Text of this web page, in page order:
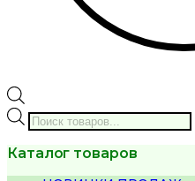
Поиск
товаров
Каталог товаров